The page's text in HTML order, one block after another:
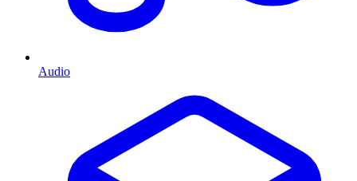
Audio